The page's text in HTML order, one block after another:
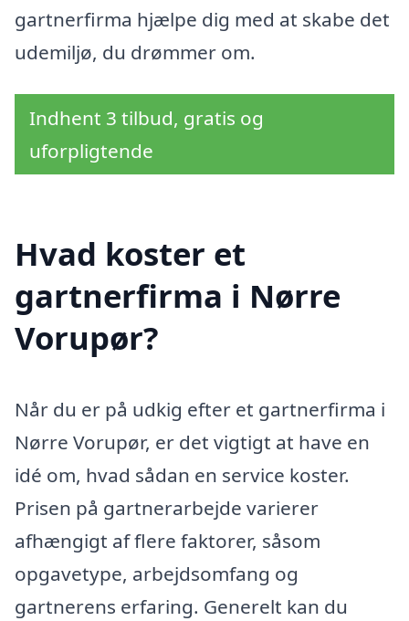
gartnerfirma hjælpe dig med at skabe det
udemiljø, du drømmer om.
Indhent 3 tilbud, gratis og
uforpligtende
Hvad koster et
gartnerfirma i Nørre
Vorupør?
Når du er på udkig efter et gartnerfirma i
Nørre Vorupør, er det vigtigt at have en
idé om, hvad sådan en service koster.
Prisen på gartnerarbejde varierer
afhængigt af flere faktorer, såsom
opgavetype, arbejdsomfang og
gartnerens erfaring. Generelt kan du